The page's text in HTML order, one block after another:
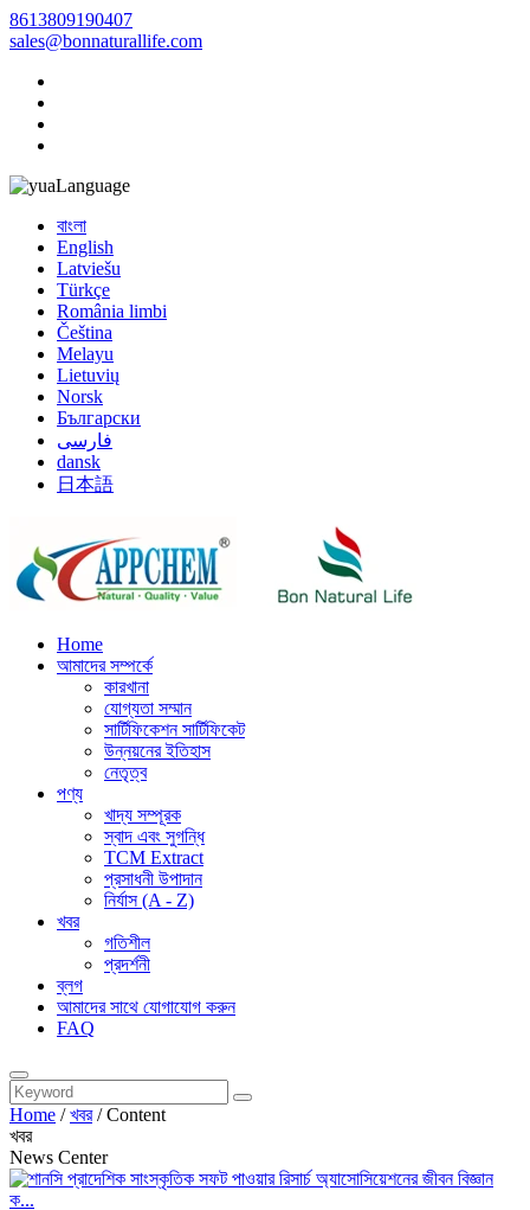
8613809190407
sales@bonnaturallife.com
Language
বাংলা
English
Latviešu
Türkçe
România limbi
Čeština
Melayu
Lietuvių
Norsk
Български
فارسی
dansk
日本語
Home
আমাদের সম্পর্কে
কারখানা
যোগ্যতা সম্মান
সার্টিফিকেশন সার্টিফিকেট
উন্নয়নের ইতিহাস
নেতৃত্ব
পণ্য
খাদ্য সম্পূরক
স্বাদ এবং সুগন্ধি
TCM Extract
প্রসাধনী উপাদান
নির্যাস (A - Z)
খবর
গতিশীল
প্রদর্শনী
ব্লগ
আমাদের সাথে যোগাযোগ করুন
FAQ
Home /খবর/Content
খবর
News Center